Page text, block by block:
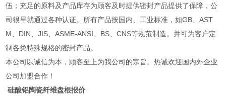
伍；充足的原料及产品库存为顾客及时提供密封产品提供了保障，公
司很早就通过各种认证。所有产品按国内、工业标准，如GB、AST
M、DIN、JIS、ASME-ANSI、BS、CNS等规范制造。并可为客户定
制各类特殊规格的密封产品。
本公司以诚信为本，顾客至上为我公司的宗旨。热诚欢迎国内外企业
公司加盟合作！
硅酸铝陶瓷纤维盘根报价